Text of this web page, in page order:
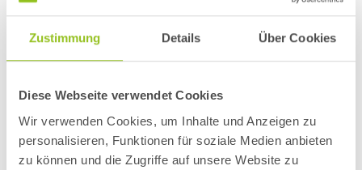
Zustimmung Details Über Cookies
Diese Webseite verwendet Cookies
Wir verwenden Cookies, um Inhalte und Anzeigen zu
personalisieren, Funktionen für soziale Medien anbieten
zu können und die Zugriffe auf unsere Website zu
Wie du TroWOW nutzt und dir exklusive Vorteile sicherst
erfährst duhier.
Deine Fragen, unsere Antworten zu
TroWOW!